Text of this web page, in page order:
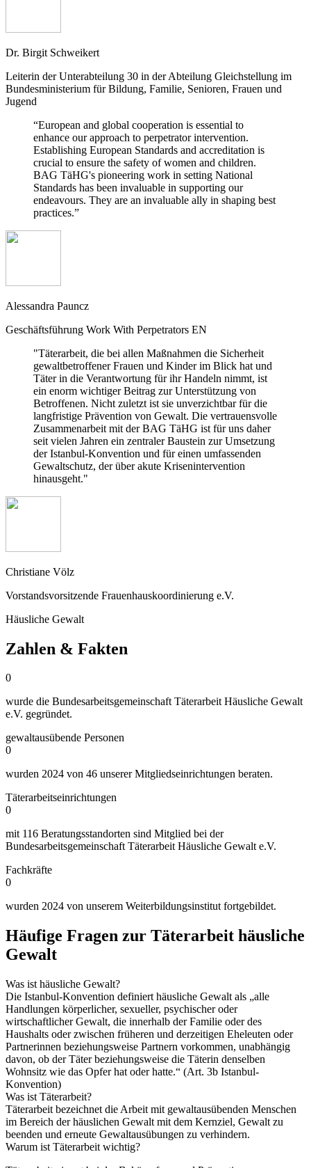
Dr. Birgit Schweikert
Leiterin der Unterabteilung 30 in der Abteilung Gleichstellung im
Bundesministerium für Bildung, Familie, Senioren, Frauen und
Jugend
“European and global cooperation is essential to
enhance our approach to perpetrator intervention.
Establishing European Standards and accreditation is
crucial to ensure the safety of women and children.
BAG TäHG's pioneering work in setting National
Standards has been invaluable in supporting our
endeavours. They are an invaluable ally in shaping best
practices.”
Alessandra Pauncz
Geschäftsführung Work With Perpetrators EN
"Täterarbeit, die bei allen Maßnahmen die Sicherheit
gewaltbetroffener Frauen und Kinder im Blick hat und
Täter in die Verantwortung für ihr Handeln nimmt, ist
ein enorm wichtiger Beitrag zur Unterstützung von
Betroffenen. Nicht zuletzt ist sie unverzichtbar für die
langfristige Prävention von Gewalt. Die vertrauensvolle
Zusammenarbeit mit der BAG TäHG ist für uns daher
seit vielen Jahren ein zentraler Baustein zur Umsetzung
der Istanbul-Konvention und für einen umfassenden
Gewaltschutz, der über akute Krisenintervention
hinausgeht."
Christiane Völz
Vorstandsvorsitzende Frauenhauskoordinierung e.V.
Häusliche Gewalt
Zahlen & Fakten
0
wurde die Bundesarbeitsgemeinschaft Täterarbeit Häusliche Gewalt
e.V. gegründet.
gewaltausübende Personen
0
wurden 2024 von 46 unserer Mitgliedseinrichtungen beraten.
Täterarbeitseinrichtungen
0
mit 116 Beratungsstandorten sind Mitglied bei der
Bundesarbeitsgemeinschaft Täterarbeit Häusliche Gewalt e.V.
Fachkräfte
0
wurden 2024 von unserem Weiterbildungsinstitut fortgebildet.
Häufige Fragen zur Täterarbeit häusliche
Gewalt
Was ist häusliche Gewalt?
Die Istanbul-Konvention definiert häusliche Gewalt als „alle
Handlungen körperlicher, sexueller, psychischer oder
wirtschaftlicher Gewalt, die innerhalb der Familie oder des
Haushalts oder zwischen früheren und derzeitigen Eheleuten oder
Partnerinnen beziehungsweise Partnern vorkommen, unabhängig
davon, ob der Täter beziehungsweise die Täterin denselben
Wohnsitz wie das Opfer hat oder hatte.“ (Art. 3b Istanbul-
Konvention)
Was ist Täterarbeit?
Täterarbeit bezeichnet die Arbeit mit gewaltausübenden Menschen
im Bereich der häuslichen Gewalt mit dem Kernziel, Gewalt zu
beenden und erneute Gewaltausübungen zu verhindern.
Warum ist Täterarbeit wichtig?